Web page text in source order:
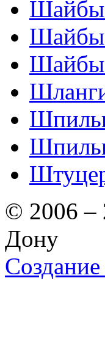
Шайбы
Шайбы
Шайбы
© 2006 –
Дону
Создание